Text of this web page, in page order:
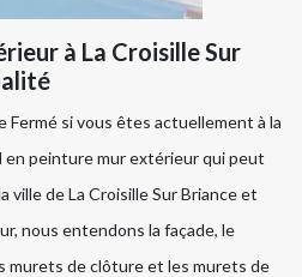
à La Croisille Sur
Fermé si vous êtes actuellement à la
en peinture mur extérieur qui peut
ville de La Croisille Sur Briance et
nous entendons la façade, le
murets de clôture et les murets de